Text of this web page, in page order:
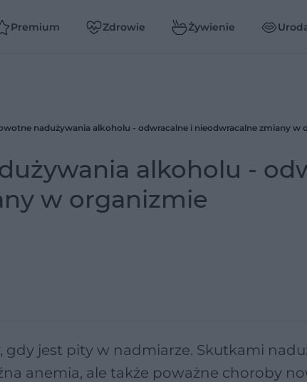
Premium Zdrowie Żywienie
nadużywania alkoholu - odwracalne i nieodwracalne zmiany w
alkoholu -
w organizmie
jest pity w nadmiarze. Skutkami
anemia, ale także poważne choroby